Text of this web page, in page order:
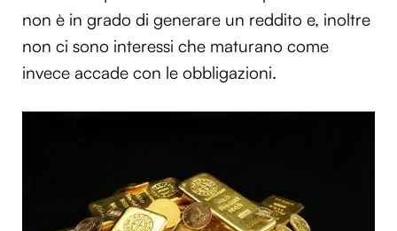
non è in grado di generare un reddito e, inoltre
non ci sono interessi che maturano come
invece accade con le obbligazioni.